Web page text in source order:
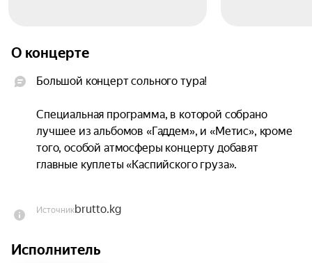
О концерте
Большой концерт сольного тура!
Специальная программа, в которой собрано
лучшее из альбомов «Гаддем», и «Метис», кроме
того, особой атмосферы концерту добавят
главные куплеты «Каспийского груза».
пристегнуть ремни — поездка будет долгой и
Источникbrutto.kg
Исполнитель